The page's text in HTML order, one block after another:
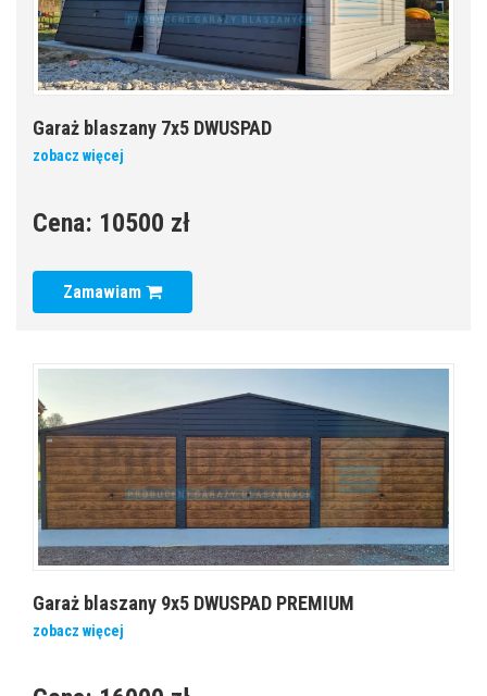
Garaż blaszany 7x5 DWUSPAD
zobacz więcej
Cena: 10500 zł
Zamawiam
Garaż blaszany 9x5 DWUSPAD PREMIUM
zobacz więcej